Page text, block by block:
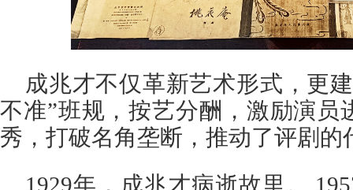
成兆才不仅革新艺术形式，更
不准”班规，按艺分酬，激励演员
秀，打破名角垄断，推动了评剧的
1929年，成兆才病逝故里。